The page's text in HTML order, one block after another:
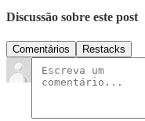
Discussão sobre este post
Comentários Restacks